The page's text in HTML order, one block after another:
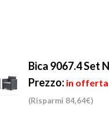
Bica 9067.4 Set
Prezzo: in offerta
(Risparmi 84,64€)